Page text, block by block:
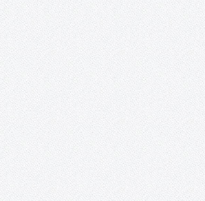
de la cultura en Tomelloso.
propuestas en el ámbito rural: la cultura en
que nace con una…